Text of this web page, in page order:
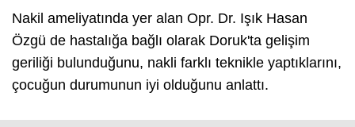
Nakil ameliyatında yer alan Opr. Dr. Işık Hasan
Özgü de hastalığa bağlı olarak Doruk'ta gelişim
geriliği bulunduğunu, nakli farklı teknikle yaptıklarını,
çocuğun durumunun iyi olduğunu anlattı.